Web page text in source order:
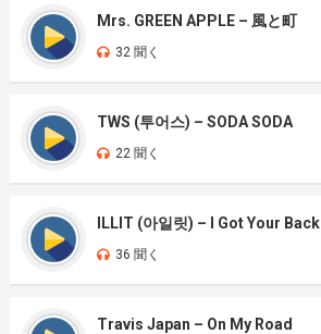
Mrs. GREEN APPLE – 風と町
32 聞く
TWS (투어스) – SODA SODA
22 聞く
ILLIT (아일릿) – I Got Your Back
36 聞く
Travis Japan – On My Road